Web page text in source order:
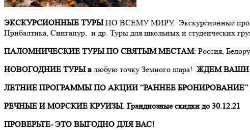
ЭКСКУРСИОННЫЕ ТУРЫПО ВСЕМУ МИРУ. Экскурсионные
Прибалтика, Сингапур, и др. Туры для школьных и студенческих
ПАЛОМНИЧЕСКИЕ ТУРЫ ПО СВЯТЫМ МЕСТАМ: Россия,
НОВОГОДНИЕ ТУРЫ в любую точку Земного шара! ЖДЕМ ВАШИ
ЛЕТНИЕ ПРОГРАММЫ ПО АКЦИИ “РАННЕЕ БРОНИРОВАНИЕ” по
РЕЧНЫЕ И МОРСКИЕ КРУИЗЫ. Грандиозные скидки до 30.12.21
ПРОВЕРЬТЕ- ЭТО ВЫГОДНО ДЛЯ ВАС!